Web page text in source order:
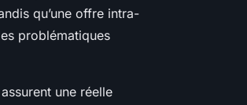
qu’une offre intra-
problématiques
une réelle